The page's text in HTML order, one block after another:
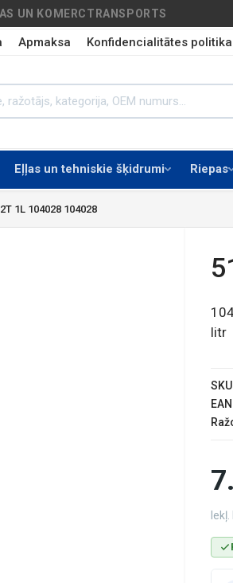
UN KOMERCTRANSPORTS
Apmaksa Konfidencialitātes politika
Eļļas un tehniskie šķidrumi Riepas
1L 104028 104028
litr
SKU
EAN
Iekļ.